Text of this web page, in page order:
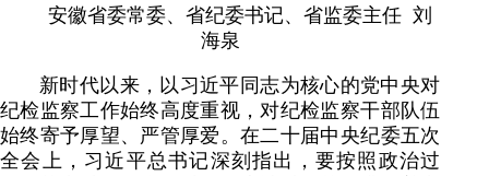
安徽省委常委、省纪委书记、省监委主任 刘
海泉
新时代以来，以习近平同志为核心的党中央对
纪检监察工作始终高度重视，对纪检监察干部队伍
始终寄予厚望、严管厚爱。在二十届中央纪委五次
全会上，习近平总书记深刻指出，要按照政治过